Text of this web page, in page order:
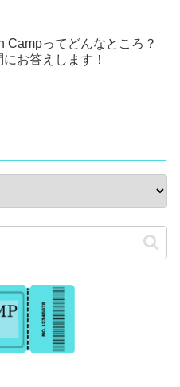
Campってどんなところ？
にお答えします！